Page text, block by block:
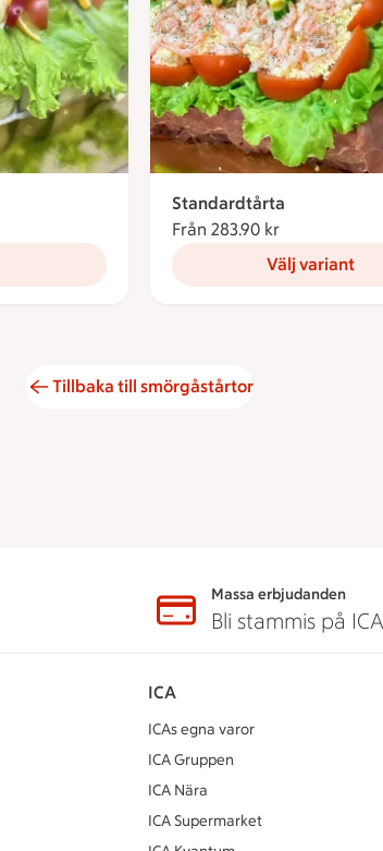
Standardtårta
Från 283.90 kr
Välj variant
Tillbaka till smörgåstårtor
Massa erbjudanden
Bli stammis på ICA
ICA
ICAs egna varor
ICA Gruppen
ICA Nära
ICA Supermarket